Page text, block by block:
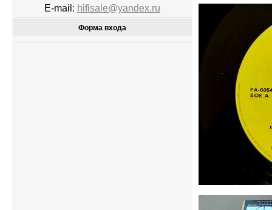
E-mail: hifisale@yandex.ru
Форма входа